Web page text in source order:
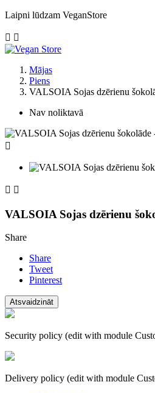
Laipni lūdzam VeganStore
 
Mājas
Piens
VALSOIA Sojas dzērienu
Nav noliktavā

 
VALSOIA Sojas dzērienu
Share
Share
Tweet
Pinterest
Security policy (edit with module
Delivery policy (edit with module